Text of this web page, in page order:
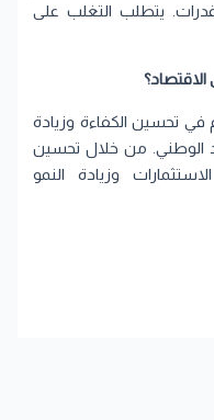
يتطلب التغلب على
في تحسين الكفاءة وزيادة
الوطني. من خلال تحسين
وزيادة النمو